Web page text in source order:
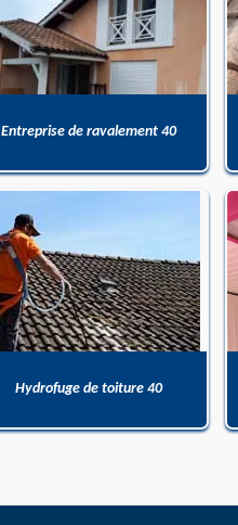
Entreprise de ravalement 40
Hydrofuge de toiture 40